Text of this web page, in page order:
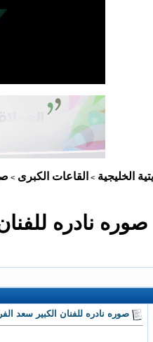
الخليجية > القاعات الكبرى >
صوره نادره
صوره نادره للفنان الكبير سعد